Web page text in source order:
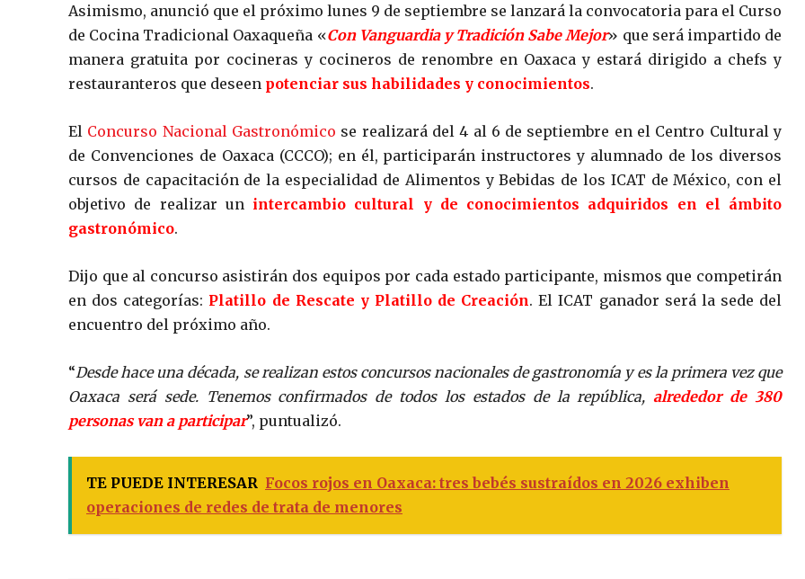
Asimismo, anunció que el próximo lunes 9 de septiembre se lanzará la convocatoria para el Curso
de Cocina Tradicional Oaxaqueña «Con Vanguardia y Tradición Sabe Mejor» que será impartido de
manera gratuita por cocineras y cocineros de renombre en Oaxaca y estará dirigido a chefs y
restauranteros que deseen potenciar sus habilidades y conocimientos.
El Concurso Nacional Gastronómico se realizará del 4 al 6 de septiembre en el Centro Cultural y
de Convenciones de Oaxaca (CCCO); en él, participarán instructores y alumnado de los diversos
cursos de capacitación de la especialidad de Alimentos y Bebidas de los ICAT de México, con el
objetivo de realizar un intercambio cultural y de conocimientos adquiridos en el ámbito
gastronómico.
Dijo que al concurso asistirán dos equipos por cada estado participante, mismos que competirán
en dos categorías: Platillo de Rescate y Platillo de Creación. El ICAT ganador será la sede del
encuentro del próximo año.
“Desde hace una década, se realizan estos concursos nacionales de gastronomía y es la primera vez que
Oaxaca será sede. Tenemos confirmados de todos los estados de la república,alrededor de 380
personas van a participar”, puntualizó.
TE PUEDE INTERESAR Focos rojos en Oaxaca: tres bebés sustraídos en 2026 exhiben
operaciones de redes de trata de menores